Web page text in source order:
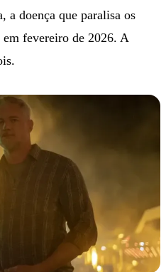
a doença que paralisa os
fevereiro de 2026. A